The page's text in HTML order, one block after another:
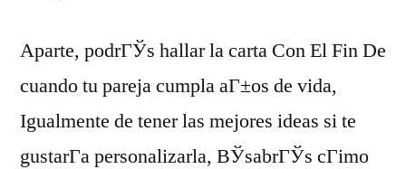
Aparte, podrГЎs hallar la carta Con El Fin De
cuando tu pareja cumpla aГ±os de vida,
Igualmente de tener las mejores ideas si te
gustarГ­a personalizarla, ВЎsabrГЎs cГіmo